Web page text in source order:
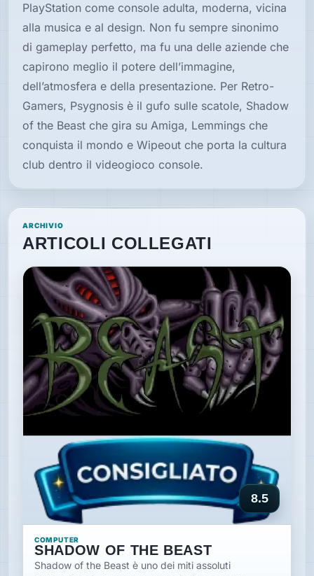
PlayStation come console adulta, moderna, vicina
alla musica e al design. Non fu sempre sinonimo
di gameplay perfetto, ma fu una delle aziende che
capirono meglio il potere dell’immagine,
dell’atmosfera e della presentazione. Per Retro-
Gamers, Psygnosis è il gufo sulle scatole, Shadow
of the Beast che gira su Amiga, Lemmings che
conquista il mondo e Wipeout che porta la cultura
club dentro il videogioco console.
ARCHIVIO
ARTICOLI COLLEGATI
8.5
COMPUTER
SHADOW OF THE BEAST
Shadow of the Beast è uno dei miti assoluti